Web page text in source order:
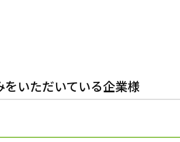
いただいている企業様